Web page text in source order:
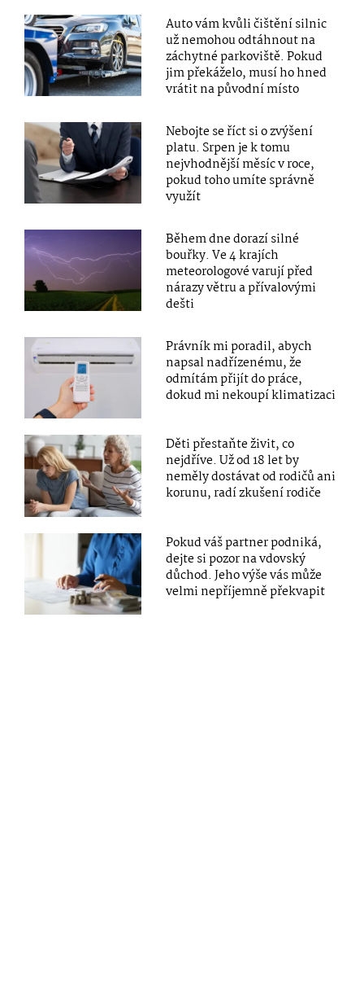
Auto vám kvůli čištění silnic
už nemohou odtáhnout na
záchytné parkoviště. Pokud
jim překáželo, musí ho hned
vrátit na původní místo
Nebojte se říct si o zvýšení
platu. Srpen je k tomu
nejvhodnější měsíc v roce,
pokud toho umíte správně
využít
Během dne dorazí silné
bouřky. Ve 4 krajích
meteorologové varují před
nárazy větru a přívalovými
dešti
Právník mi poradil, abych
napsal nadřízenému, že
odmítám přijít do práce,
dokud mi nekoupí klimatizaci
Děti přestaňte živit, co
nejdříve. Už od 18 let by
neměly dostávat od rodičů ani
korunu, radí zkušení rodiče
Pokud váš partner podniká,
dejte si pozor na vdovský
důchod. Jeho výše vás může
velmi nepříjemně překvapit